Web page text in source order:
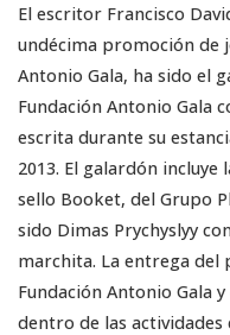
El escritor Francisco
undécima promoción de
Antonio Gala, ha sido el
Fundación Antonio Gala
escrita durante su
2013. El galardón
sello Booket, del Grupo
sido Dimas Prychyslyy
marchita. La entrega del
Fundación Antonio Gala
dentro de las actividades